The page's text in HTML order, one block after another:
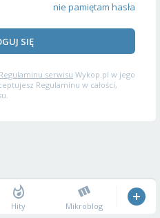
nie pamiętam hasła
SIĘ
Regulaminu serwisu Wykop.pl w jego
Regulaminu w całości,
Hity Mikroblog